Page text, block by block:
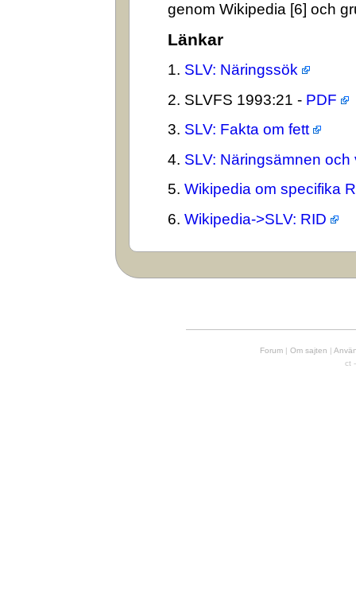
genom Wikipedia [6] och
Länkar
1. SLV: Näringssök
2. SLVFS 1993:21 - PDF
3. SLV: Fakta om fett
4. SLV: Näringsämnen och
5. Wikipedia om specifika
6. Wikipedia->SLV: RID
Forum | Om sajten |
ct